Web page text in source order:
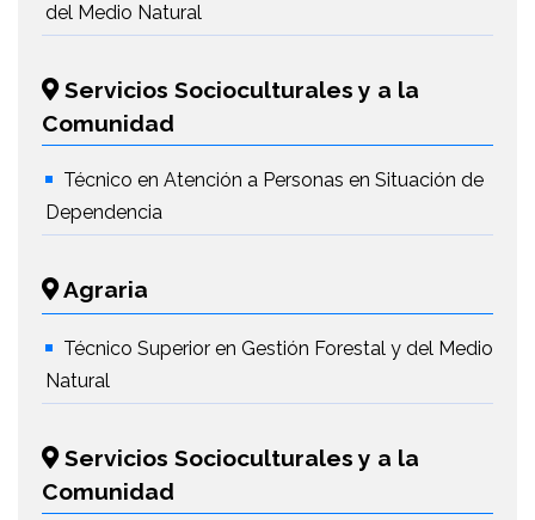
del Medio Natural
Servicios Socioculturales y a la
Comunidad
Técnico en Atención a Personas en Situación de
Dependencia
Agraria
Técnico Superior en Gestión Forestal y del Medio
Natural
Servicios Socioculturales y a la
Comunidad